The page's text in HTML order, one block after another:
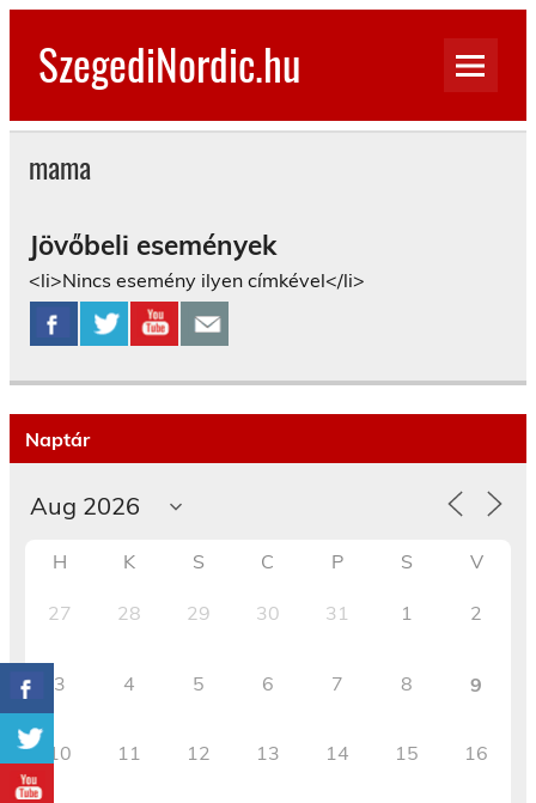
Skip
contentSzegediNordic.hu
mama
Jövőbeli események
<li>Nincs esemény ilyen címkével</li>
Naptár
H K S C P S V
27 28 29 30 31 1 2
3 4 5 6 7 8 9
10 11 12 13 14 15 16